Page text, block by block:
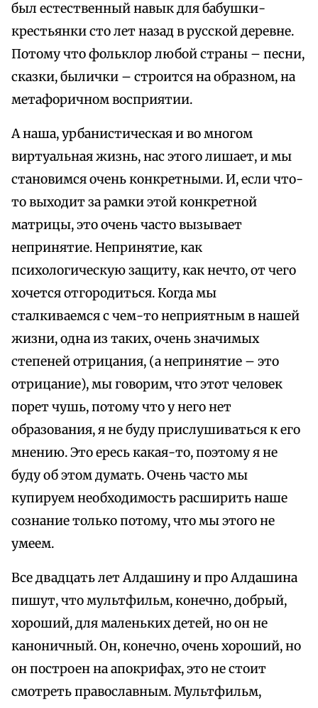
был естественный навык для бабушки-
крестьянки сто лет назад в русской деревне.
Потому что фольклор любой страны – песни,
сказки, былички – строится на образном, на
метафоричном восприятии.
А наша, урбанистическая и во многом
виртуальная жизнь, нас этого лишает, и мы
становимся очень конкретными. И, если что-
то выходит за рамки этой конкретной
матрицы, это очень часто вызывает
непринятие. Непринятие, как
психологическую защиту, как нечто, от чего
хочется отгородиться. Когда мы
сталкиваемся с чем-то неприятным в нашей
жизни, одна из таких, очень значимых
степеней отрицания, (а непринятие – это
отрицание), мы говорим, что этот человек
порет чушь, потому что у него нет
образования, я не буду прислушиваться к его
мнению. Это ересь какая-то, поэтому я не
буду об этом думать. Очень часто мы
купируем необходимость расширить наше
сознание только потому, что мы этого не
умеем.
Все двадцать лет Алдашину и про Алдашина
пишут, что мультфильм, конечно, добрый,
хороший, для маленьких детей, но он не
каноничный. Он, конечно, очень хороший, но
он построен на апокрифах, это не стоит
смотреть православным. Мультфильм,